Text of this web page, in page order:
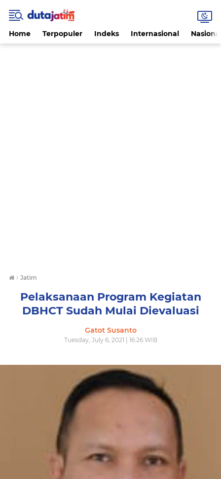
Home Terpopuler Indeks Internasional
› Jatim
Pelaksanaan Program Kegiatan
DBHCT Sudah Mulai Dievaluasi
Gatot Susanto
Tuesday, July 6, 2021 | 16:26 WIB